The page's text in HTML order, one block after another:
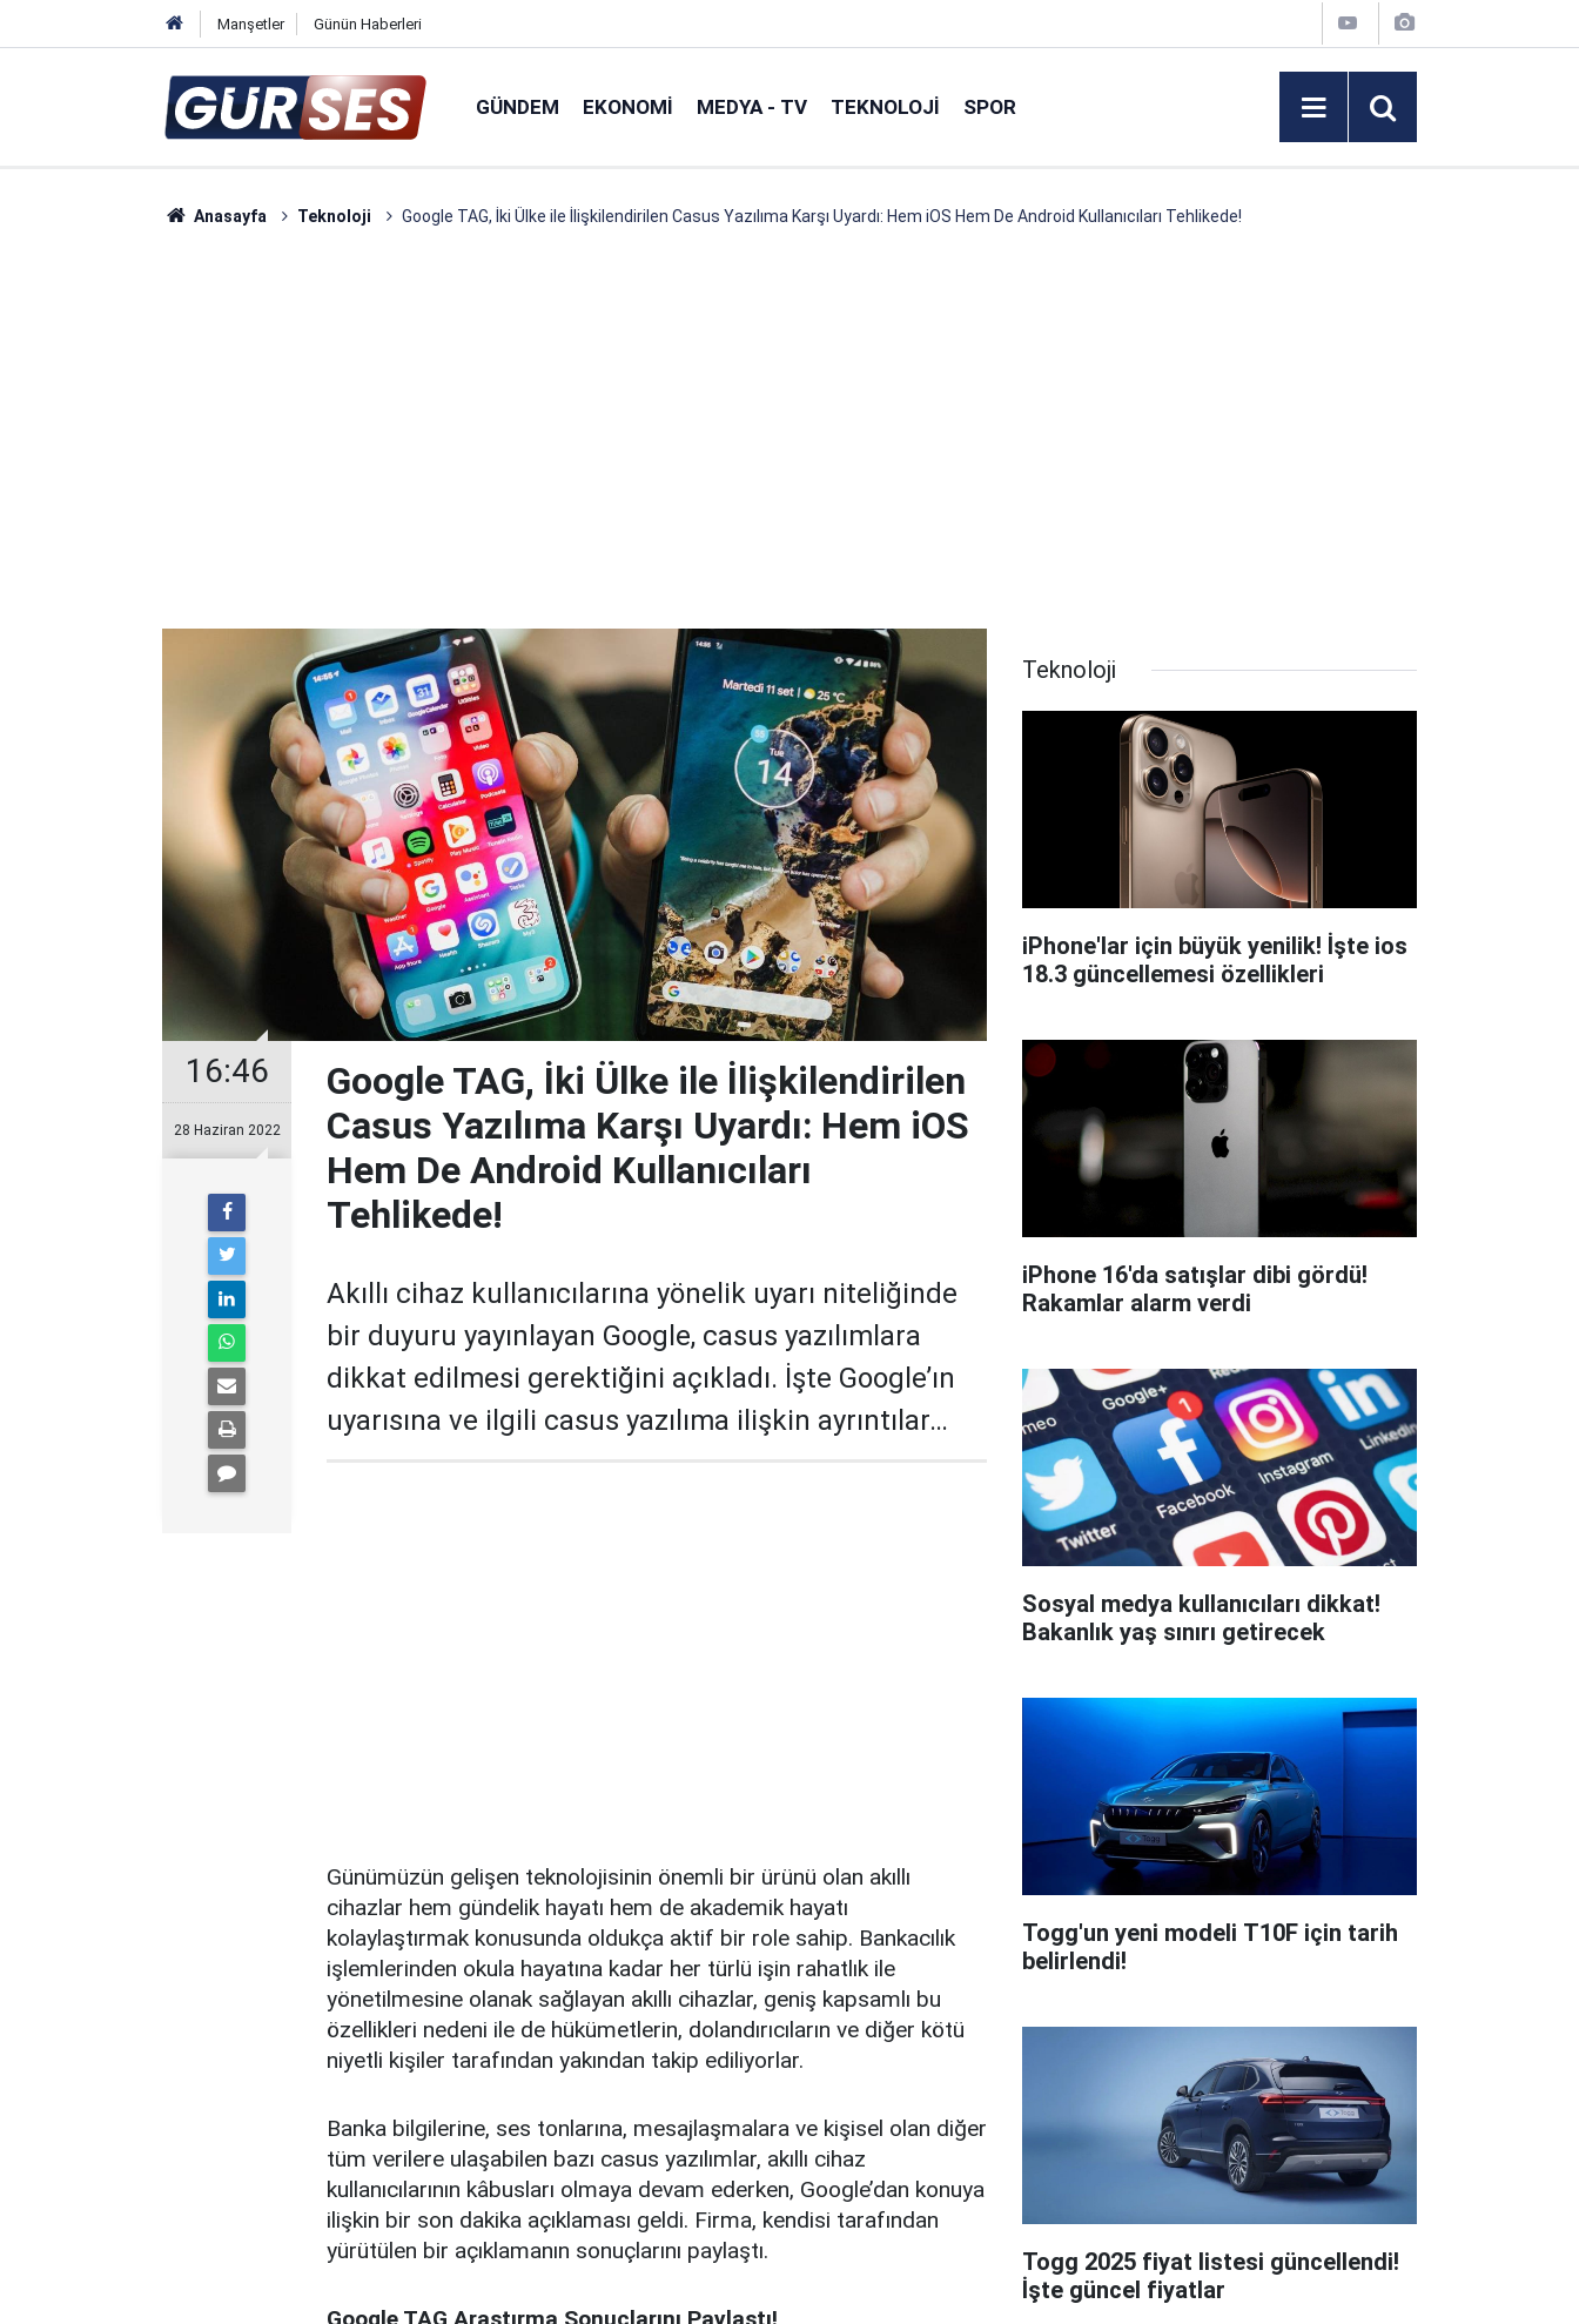
Manşetler Günün Haberleri
GÜNDEM EKONOMI MEDYA - TV TEKNOLOJI SPOR
Anasayfa Teknoloji Google TAG, İki Ülke ile İlişkilendirilen Casus Yazılıma Karşı Uyardı: Hem iOS Hem De Android Kullanıcıları Tehlikede!
16:46
28 Haziran 2022
Google TAG, İki Ülke ile İlişkilendirilen
Casus Yazılıma Karşı Uyardı: Hem iOS
Hem De Android Kullanıcıları
Tehlikede!
Akıllı cihaz kullanıcılarına yönelik uyarı niteliğinde
bir duyuru yayınlayan Google, casus yazılımlara
dikkat edilmesi gerektiğini açıkladı. İşte Google’ın
uyarısına ve ilgili casus yazılıma ilişkin ayrıntılar…
Günümüzün gelişen teknolojisinin önemli bir ürünü olan akıllı
cihazlar hem gündelik hayatı hem de akademik hayatı
kolaylaştırmak konusunda oldukça aktif bir role sahip. Bankacılık
işlemlerinden okula hayatına kadar her türlü işin rahatlık ile
yönetilmesine olanak sağlayan akıllı cihazlar, geniş kapsamlı bu
özellikleri nedeni ile de hükümetlerin, dolandırıcıların ve diğer kötü
niyetli kişiler tarafından yakından takip ediliyorlar.
Banka bilgilerine, ses tonlarına, mesajlaşmalara ve kişisel olan diğer
tüm verilere ulaşabilen bazı casus yazılımlar, akıllı cihaz
kullanıcılarının kâbusları olmaya devam ederken, Google’dan konuya
ilişkin bir son dakika açıklaması geldi. Firma, kendisi tarafından
yürütülen bir açıklamanın sonuçlarını paylaştı.
Teknoloji
iPhone'lar için büyük yenilik! İşte ios
18.3 güncellemesi özellikleri
iPhone 16'da satışlar dibi gördü!
Rakamlar alarm verdi
Sosyal medya kullanıcıları dikkat!
Bakanlık yaş sınırı getirecek
Togg'un yeni modeli T10F için tarih
belirlendi!
Togg 2025 fiyat listesi güncellendi!
İşte güncel fiyatlar